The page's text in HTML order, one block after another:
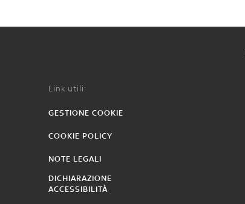
Link utili:
GESTIONE COOKIE
COOKIE POLICY
NOTE LEGALI
DICHIARAZIONE
ACCESSIBILITÀ